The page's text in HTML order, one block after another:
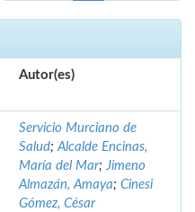
Autor(es)
Servicio Murciano de
Salud;Alcalde Encinas,
María del Mar;Jimeno
Almazán, Amaya; Cinesi
Gómez, César